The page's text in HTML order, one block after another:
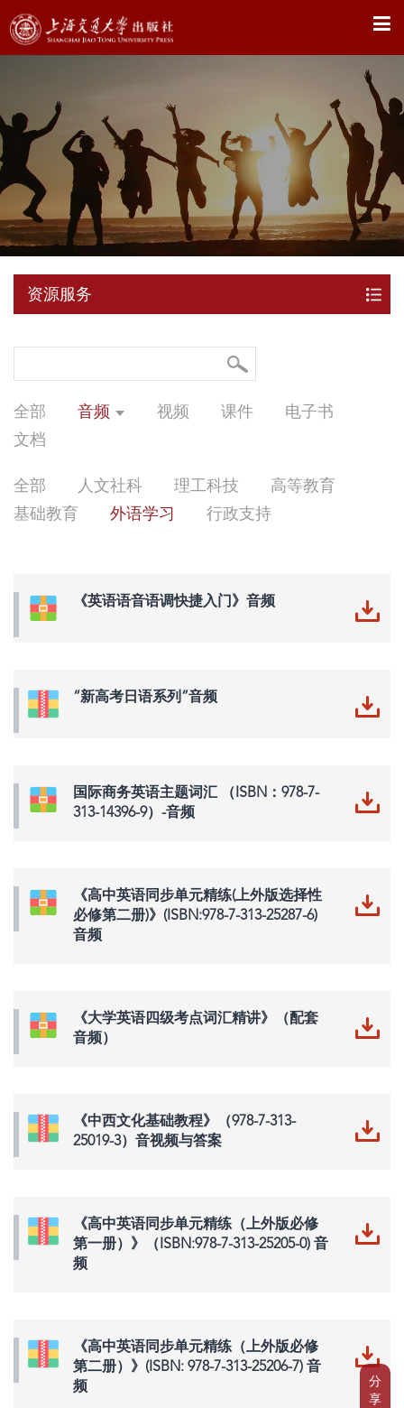
X
分
享
资源服务
全部 音频 视频 课件
电子书
文档
全部 人文社科 理工科技
高等教育
基础教育
外语学习 行政支持
《英语语音语调快捷入门》音频
“新高考日语系列”音频
国际商务英语主题词汇 （ISBN：978-7-
313-14396-9）-音频
《高中英语同步单元精练(上外版选择性
必修第二册)》(ISBN:978-7-313-25287-6)
音频
《大学英语四级考点词汇精讲》（配套
音频）
《中西文化基础教程》（978-7-313-
25019-3）音视频与答案
《高中英语同步单元精练（上外版必修
第一册）》（ISBN:978-7-313-25205-0) 音
频
《高中英语同步单元精练（上外版必修
第二册）》(ISBN: 978-7-313-25206-7) 音
频